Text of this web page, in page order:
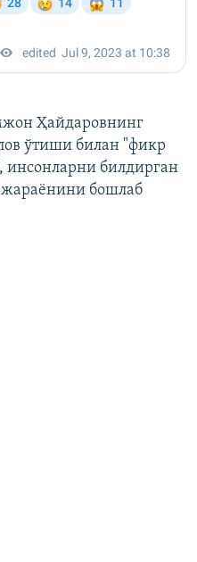
Ҳайдаровнинг
ўтиши билан "фикр
билдирган
бошлаб